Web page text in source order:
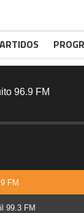
96.9 FM
FM
99.3 FM